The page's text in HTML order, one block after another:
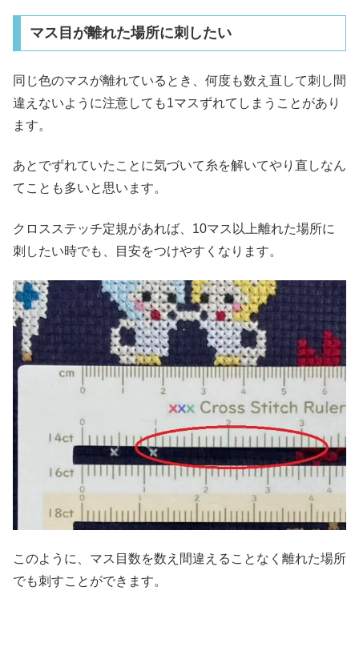
マス目が離れた場所に刺したい
同じ色のマスが離れているとき、何度も数え直して刺し間
違えないように注意しても1マスずれてしまうことがあり
ます。
あとでずれていたことに気づいて糸を解いてやり直しなん
てことも多いと思います。
クロスステッチ定規があれば、10マス以上離れた場所に
刺したい時でも、目安をつけやすくなります。
このように、マス目数を数え間違えることなく離れた場所
でも刺すことができます。